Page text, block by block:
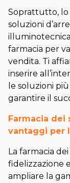
Soprattutto, lo
soluzioni
farmacia per
vendita. Ti
inserire
le soluzioni
garantire il
Farmacia
vantaggi per
La farmacia
fidelizzazione
ampliare la